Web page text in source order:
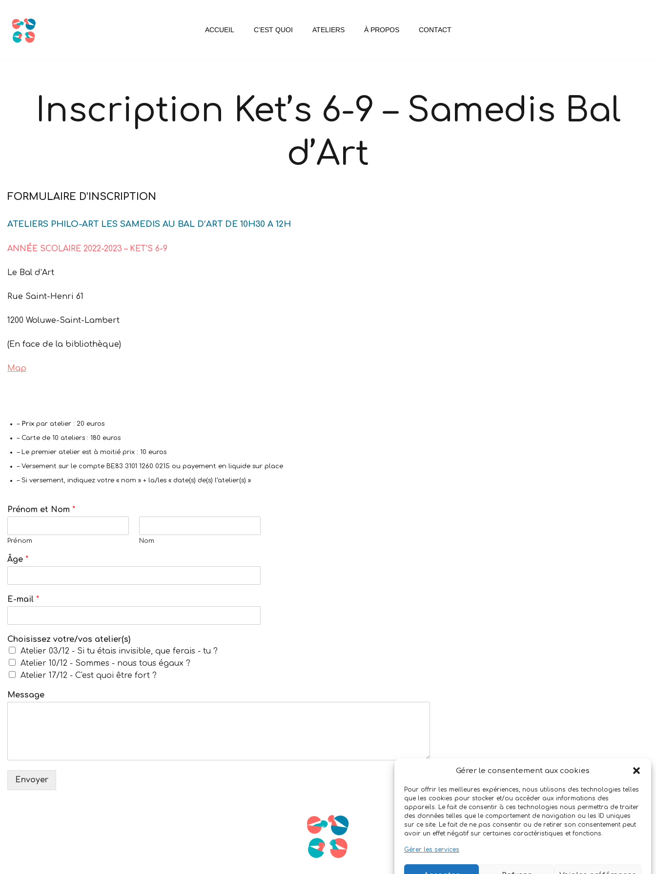
Gérer le consentement aux cookies
Pour offrir les meilleures expériences, nous utilisons des technologies telles
que les cookies pour stocker et/ou accéder aux informations des
appareils. Le fait de consentir à ces technologies nous permettra de traiter
des données telles que le comportement de navigation ou les ID uniques
sur ce site. Le fait de ne pas consentir ou de retirer son consentement peut
avoir un effet négatif sur certaines caractéristiques et fonctions.
Gérer les services
Aller
au
contenu
ACCUEIL C’EST QUOI ATELIERS À PROPOS CONTACT
Inscription Ket’s 6-9 – Samedis Bal
d’Art
FORMULAIRE D’INSCRIPTION
ATELIERS PHILO-ART LES SAMEDIS AU BAL D’ART DE 10H30 A 12H
ANN É E SCOLAIRE 2022-2023 – KET’S 6-9
Le Bal d’Art
Rue Saint-Henri 61
1200 Woluwe-Saint-Lambert
(En face de la bibliothèque)
Map
– Prix par atelier : 20 euros
– Carte de 10 ateliers : 180 euros
– Le premier atelier est à moitié prix : 10 euros
– Versement sur le compte BE83 3101 1260 0215 ou payement en liquide sur place
– Si versement, indiquez votre « nom » + la/les « date(s) de(s) l’atelier(s) »
Prénom et Nom *
Prénom Nom
Âge *
E-mail *
Choisissez votre/vos atelier(s)
Atelier 03/12 - Si tu étais invisible, que ferais - tu ?
Atelier 10/12 - Sommes - nous tous égaux ?
Atelier 17/12 - C'est quoi être fort ?
Message
Envoyer